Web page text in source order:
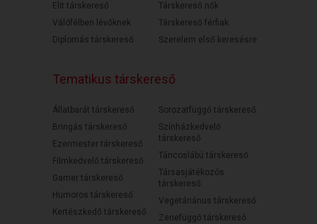
Elit társkereső
Válófélben lévőknek
Diplomás társkereső
Társkereső nők
Társkereső férfiak
Szerelem első keresésre
Tematikus társkereső
Állatbarát társkereső
Bringás társkereső
Ezermester társkereső
Filmkedvelő társkereső
Gamer társkereső
Humoros társkereső
Kertészkedő társkereső
Sorozatfüggő társkereső
Színházkedvelő
társkereső
Táncoslábú társkereső
Társasjátékozós
társkereső
Vegetáriánus társkereső
Zenefüggő társkereső